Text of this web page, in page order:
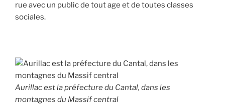
rue avec un public de tout age et de toutes classes
sociales.
Aurillac est la préfecture du Cantal, dans les
montagnes du Massif central